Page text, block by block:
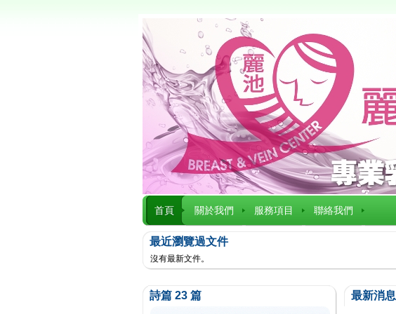
首頁 關於我們 服務項目 聯絡我們
最近瀏覽過文件
沒有最新文件。
詩篇 23 篇 最新消息